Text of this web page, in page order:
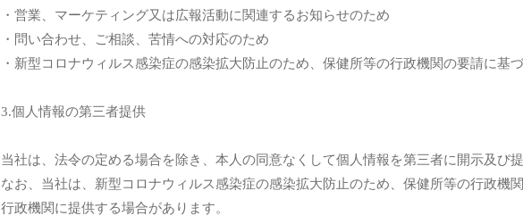
・営業、マーケティング又は広報活動に関連するお知らせのため
・問い合わせ、ご相談、苦情への対応のため
・新型コロナウィルス感染症の感染拡大防止のため、保健所等の行政機関の要請に基
3.個人情報の第三者提供
当社は、法令の定める場合を除き、本人の同意なくして個人情報を第三者に開示及び
なお、当社は、新型コロナウィルス感染症の感染拡大防止のため、保健所等の行政機
行政機関に提供する場合があります。